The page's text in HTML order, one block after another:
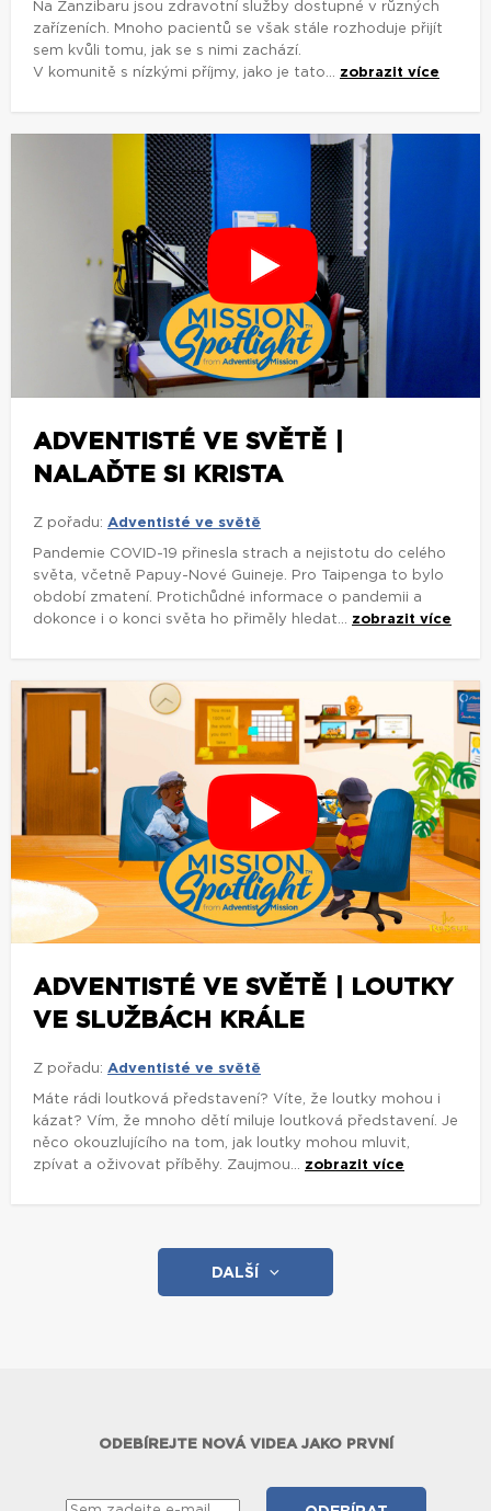
Na Zanzibaru jsou zdravotní služby dostupné v různých
zařízeních. Mnoho pacientů se však stále rozhoduje přijít
sem kvůli tomu, jak se s nimi zachází.
V komunitě s nízkými příjmy, jako je tato... zobrazit více
ADVENTISTÉ VE SVĚTĚ |
NALAĎTE SI KRISTA
Z pořadu: Adventisté ve světě
Pandemie COVID-19 přinesla strach a nejistotu do celého
světa, včetně Papuy-Nové Guineje. Pro Taipenga to bylo
období zmatení. Protichůdné informace o pandemii a
dokonce i o konci světa ho přiměly hledat... zobrazit více
ADVENTISTÉ VE SVĚTĚ | LOUTKY
VE SLUŽBÁCH KRÁLE
Z pořadu: Adventisté ve světě
Máte rádi loutková představení? Víte, že loutky mohou i
kázat? Vím, že mnoho dětí miluje loutková představení. Je
něco okouzlujícího na tom, jak loutky mohou mluvit,
zpívat a oživovat příběhy. Zaujmou... zobrazit více
DALŠÍ
ODEBÍREJTE NOVÁ VIDEA JAKO PRVNÍ